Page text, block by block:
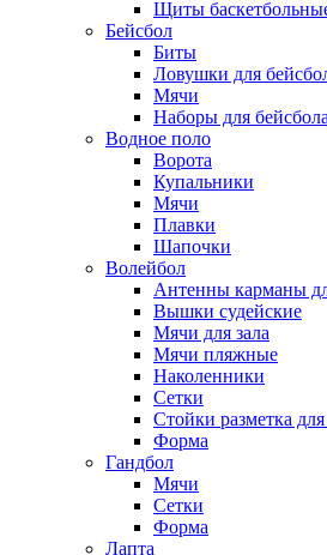
Щиты
Бейсбол
Биты
Ловушки для
Мячи
Наборы для бейсбола
Водное поло
Ворота
Купальники
Мячи
Плавки
Шапочки
Волейбол
Антенны карманы
Вышки судейские
Мячи для зала
Мячи пляжные
Наколенники
Сетки
Стойки разметка
Форма
Гандбол
Мячи
Сетки
Форма
Лапта